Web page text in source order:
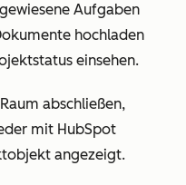
Aufgaben
hochladen
einsehen.
abschließen,
mit HubSpot
angezeigt.